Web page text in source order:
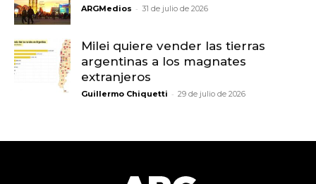
ARGMedios - 31 de julio de 2026
Milei quiere vender las tierras
argentinas a los magnates
extranjeros
Guillermo Chiquetti - 29 de julio de 2026